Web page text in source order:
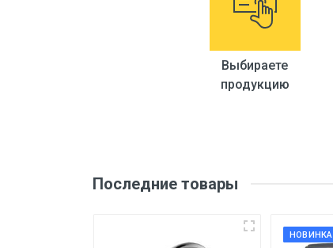
Qo'shimcha ma'lumot
Выбираете
продукцию
Последние товары
НОВИНКА